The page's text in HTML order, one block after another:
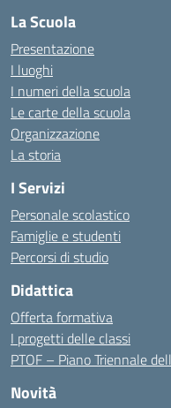
La Scuola
Presentazione
I luoghi
I numeri della scuola
Le carte della scuola
Organizzazione
La storia
I Servizi
Personale scolastico
Famiglie e studenti
Percorsi di studio
Didattica
Offerta formativa
I progetti delle classi
PTOF – Piano Triennale
Novità